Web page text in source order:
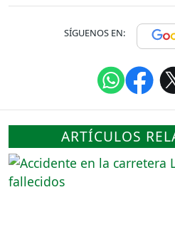
SÍGUENOS EN:
ARTÍCULOS